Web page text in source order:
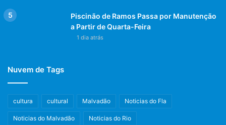
Piscinão de Ramos Passa por Manutenção
a Partir de Quarta-Feira
1 dia atrás
Nuvem de Tags
cultura cultural Malvadão Noticias do Fla
Noticias do Malvadão Noticias do Rio